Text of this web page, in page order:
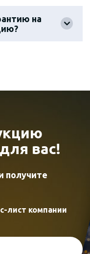
на
для вас!
получите
лист компании